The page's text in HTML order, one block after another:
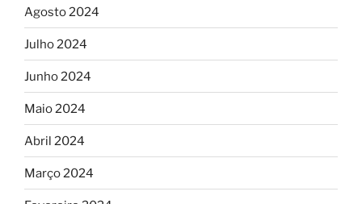
Agosto 2024
Julho 2024
Junho 2024
Maio 2024
Abril 2024
Março 2024